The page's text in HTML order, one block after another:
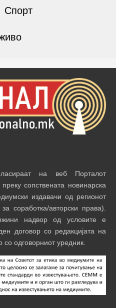
Спорт
на веб Порталот
сопствената новинарска
издавачи од регионот
соработка/авторски права).
надвор од условите е
договор со редакцијата на
одговорниот уредник.